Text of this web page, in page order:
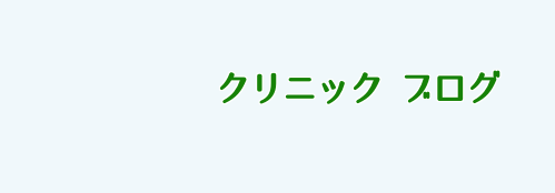
クリニック ブログ